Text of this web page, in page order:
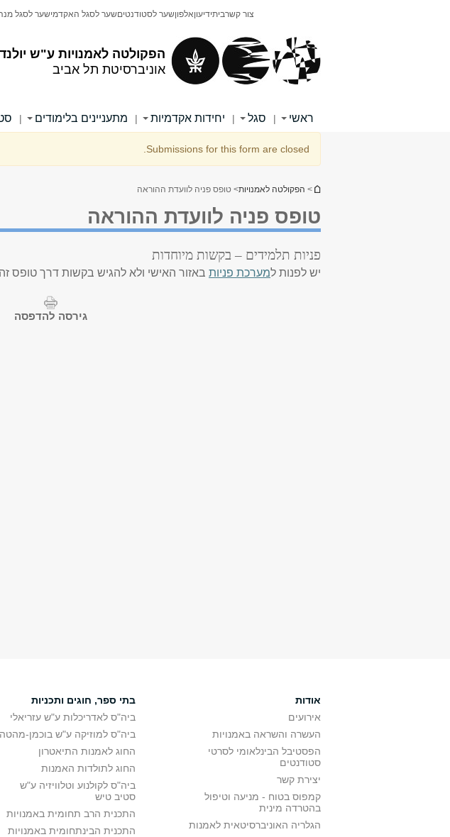
הפקולטה לאמנויות ע"ש
אוניברסיטת תל אביב
צור קשרביתידיעוןאלפוןשער לסטודנטיםשער לסגל האקדמישער לסגל
ראשי | סגל | יחידות אקדמיות | מתעניינים בלימודים |
הודעת אזהרה
Submissions for this form are closed.
הינך נמצא כאן
> הפקולטה לאמנויות> טופס פניה לוועדת ההוראה
טופס פניה לוועדת ההוראה
פניות תלמידים – בקשות מיוחדות
יש לפנות למערכת פניות באזור האישי ולא להגיש בקשות דרך טופס
גירסה להדפסה
אודות
אירועים
העשרה והשראה באמנויות
הפסטיבל הבינלאומי לסרטי
סטודנטים
יצירת קשר
קמפוס בטוח - מניעה וטיפול
בהטרדה מינית
הגלריה האוניברסיטאית לאמנות
בתי ספר, חוגים ותכניות
ביה"ס לאדריכלות ע"ש עזריאלי
ביה"ס למוזיקה ע"ש בוכמן-מהטה
החוג לאמנות התיאטרון
החוג לתולדות האמנות
ביה"ס לקולנוע וטלוויזיה ע"ש
סטיב טיש
התכנית הרב תחומית באמנויות
התכנית הבינתחומית באמנויות